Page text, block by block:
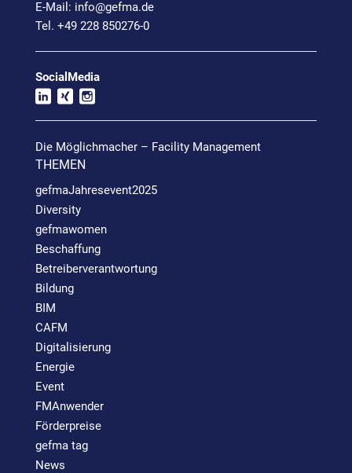
E-Mail: info@gefma.de
Tel. +49 228 850276-0
SocialMedia
Die Möglichmacher – Facility Management
THEMEN
gefmaJahresevent2025
Diversity
gefmawomen
Beschaffung
Betreiberverantwortung
Bildung
BIM
CAFM
Digitalisierung
Energie
Event
FMAnwender
Förderpreise
gefma tag
News